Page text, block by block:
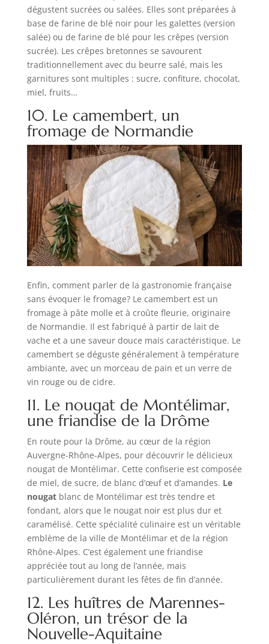
dégustent sucrées ou salées. Elles sont préparées à
base de farine de blé noir pour les galettes (version
salée) ou de farine de blé pour les crêpes (version
sucrée). Les crêpes bretonnes se savourent
traditionnellement avec du beurre salé, mais les
garnitures sont multiples : sucre, confiture, chocolat,
miel, fruits…
10. Le camembert, un
fromage de Normandie
Enfin, comment parler de la gastronomie française
sans évoquer le fromage? Le camembert est un
fromage à pâte molle et à croûte fleurie, originaire
de Normandie. Il est fabriqué à partir de lait de
vache et a une saveur douce mais caractéristique. Le
camembert se déguste généralement à température
ambiante, avec un morceau de pain et un verre de
vin rouge ou de cidre.
11. Le nougat de Montélimar,
une friandise de la Drôme
En route pour la Drôme, au cœur de la région
Auvergne-Rhône-Alpes, pour découvrir le délicieux
nougat de Montélimar. Cette confiserie est composée
de miel, de sucre, de blanc d’œuf et d’amandes. Le
nougatblanc de Montélimar est très tendre et
fondant, alors que le nougat noir est plus dur et
caramélisé. Cette spécialité culinaire est un véritable
emblème de la ville de Montélimar et de la région
Rhône-Alpes. C’est également une friandise
appréciée tout au long de l’année, mais
particulièrement durant les fêtes de fin d’année.
12. Les huîtres de Marennes-
Oléron, un trésor de la
Nouvelle-Aquitaine